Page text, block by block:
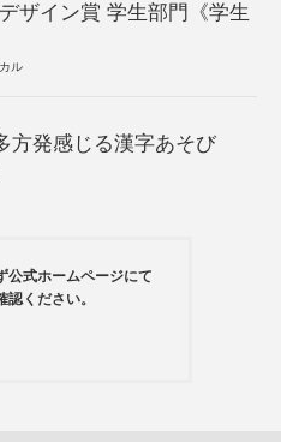
ザイン賞 学生部門《学生
ル
方発感じる漢字あそび
公式ホームページにて
ください。